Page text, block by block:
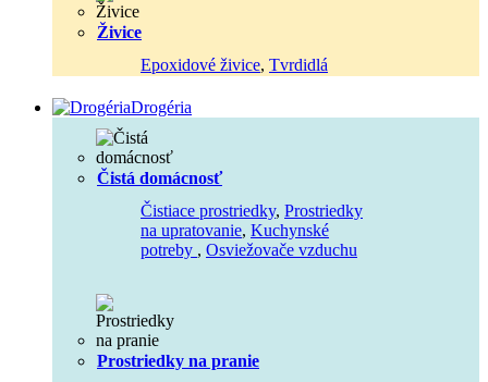
Živice
Epoxidové živice, Tvrdidlá
Drogéria
Čistá domácnosť
Čistiace prostriedky, Prostriedky
na upratovanie, Kuchynské
potreby , Osviežovače vzduchu
Prostriedky na pranie